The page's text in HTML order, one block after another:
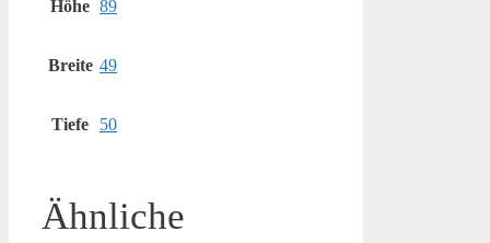
Höhe 89
Breite 49
Tiefe 50
Ähnliche